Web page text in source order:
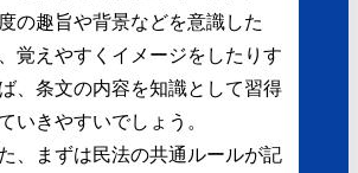
の趣旨や背景などを意識した
覚えやすくイメージをしたりす
、条文の内容を知識として習得
いきやすいでしょう。
、まずは民法の共通ルールが記